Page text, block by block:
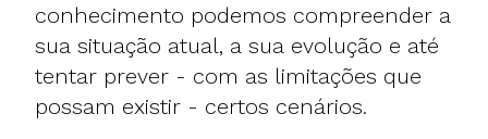
conhecimento podemos compreender a
sua situação atual, a sua evolução e até
tentar prever - com as limitações que
possam existir - certos cenários.